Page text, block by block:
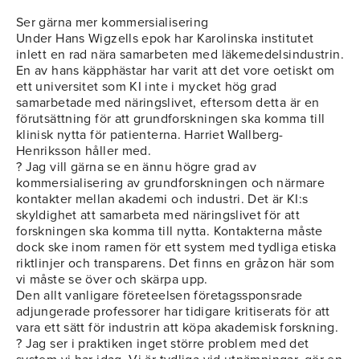
Ser gärna mer kommersialisering
Under Hans Wigzells epok har Karolinska institutet
inlett en rad nära samarbeten med läkemedelsindustrin.
En av hans käpphästar har varit att det vore oetiskt om
ett universitet som KI inte i mycket hög grad
samarbetade med näringslivet, eftersom detta är en
förutsättning för att grundforskningen ska komma till
klinisk nytta för patienterna. Harriet Wallberg-
Henriksson håller med.
? Jag vill gärna se en ännu högre grad av
kommersialisering av grundforskningen och närmare
kontakter mellan akademi och industri. Det är KI:s
skyldighet att samarbeta med näringslivet för att
forskningen ska komma till nytta. Kontakterna måste
dock ske inom ramen för ett system med tydliga etiska
riktlinjer och transparens. Det finns en gråzon här som
vi måste se över och skärpa upp.
Den allt vanligare företeelsen företagssponsrade
adjungerade professorer har tidigare kritiserats för att
vara ett sätt för industrin att köpa akademisk forskning.
? Jag ser i praktiken inget större problem med det